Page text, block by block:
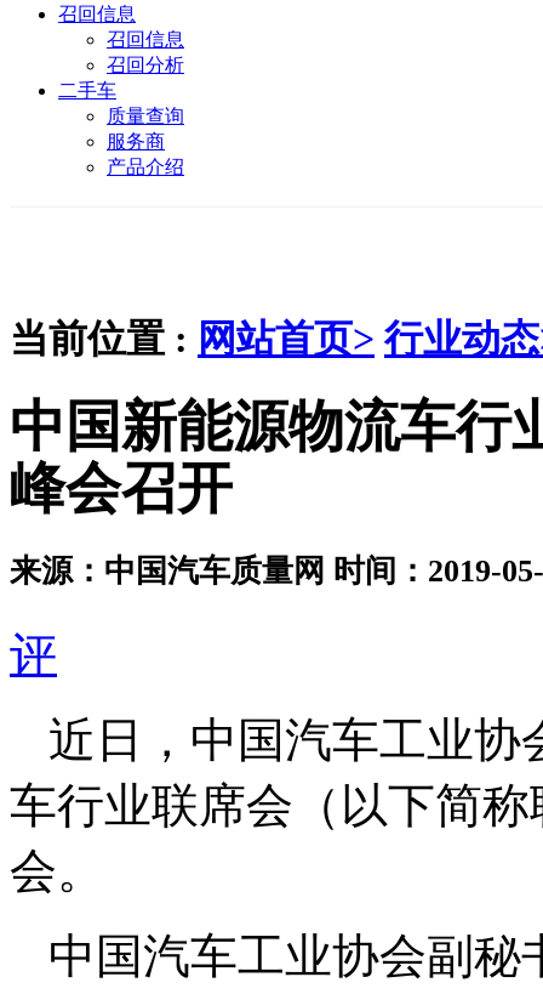
召回信息
召回信息
召回分析
二手车
质量查询
服务商
产品介绍
当前位置 : 网站首页> 行业动
中国新能源物流车行
峰会召开
来源：中国汽车质量网 时间：2019-
评
近日，中国汽车工业协
车行业联席会（以下简
会。
中国汽车工业协会副